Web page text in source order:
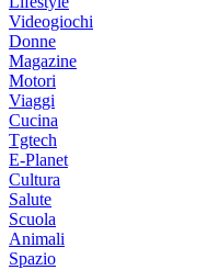
Videogiochi
Donne
Magazine
Motori
Viaggi
Cucina
Tgtech
E-Planet
Cultura
Salute
Scuola
Animali
Spazio